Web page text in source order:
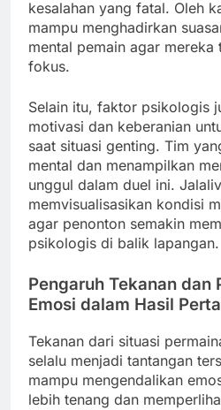
kesalahan yang fatal. Oleh
mampu menghadirkan
mental pemain agar mereka
fokus.
Selain itu, faktor psikologis
motivasi dan keberanian
saat situasi genting. Tim
mental dan menampilkan
unggul dalam duel ini.
memvisualisasikan kondisi
agar penonton semakin
psikologis di balik lapangan.
Pengaruh Tekanan dan
Emosi dalam Hasil
Tekanan dari situasi
selalu menjadi tantangan
mampu mengendalikan
lebih tenang dan